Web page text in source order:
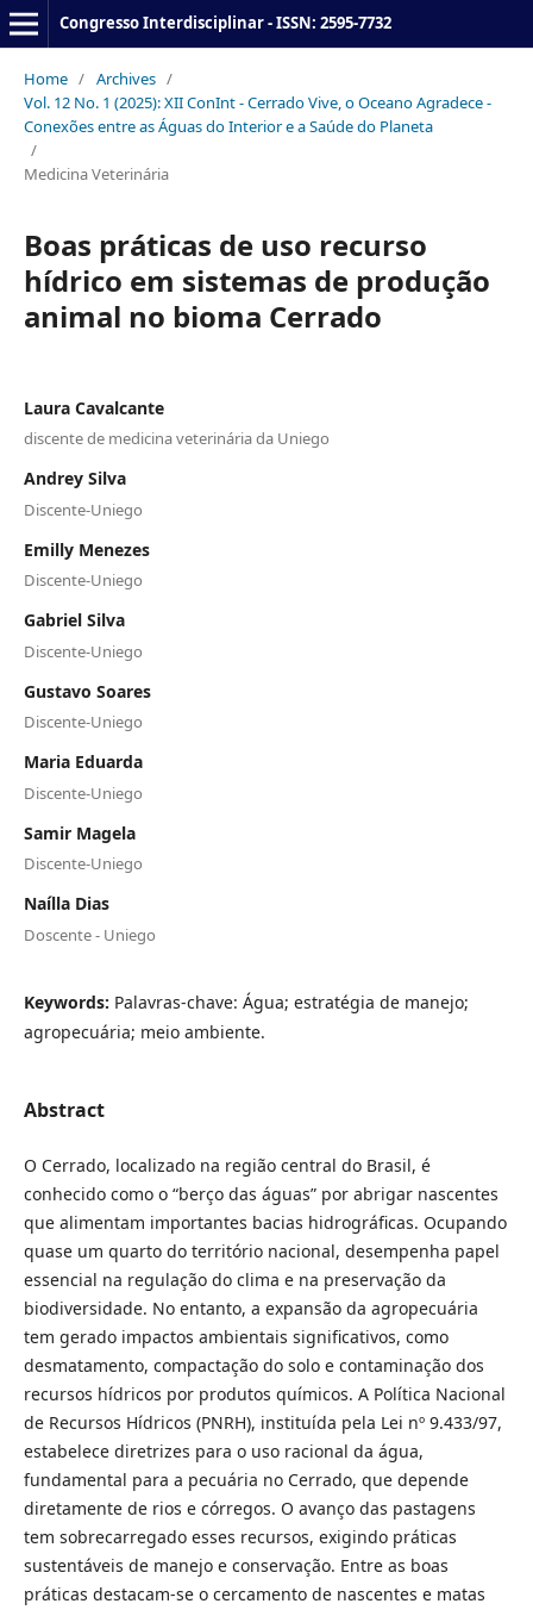
Congresso Interdisciplinar - ISSN: 2595-7732
Home / Archives /
Vol. 12 No. 1 (2025): XII ConInt - Cerrado Vive, o Oceano Agradece -
Conexões entre as Águas do Interior e a Saúde do Planeta
/
Medicina Veterinária
Boas práticas de uso recurso
hídrico em sistemas de produção
animal no bioma Cerrado
Laura Cavalcante
discente de medicina veterinária da Uniego
Andrey Silva
Discente-Uniego
Emilly Menezes
Discente-Uniego
Gabriel Silva
Discente-Uniego
Gustavo Soares
Discente-Uniego
Maria Eduarda
Discente-Uniego
Samir Magela
Discente-Uniego
Naílla Dias
Doscente - Uniego
Keywords: Palavras-chave: Água; estratégia de manejo;
agropecuária; meio ambiente.
Abstract
O Cerrado, localizado na região central do Brasil, é
conhecido como o “berço das águas” por abrigar nascentes
que alimentam importantes bacias hidrográficas. Ocupando
quase um quarto do território nacional, desempenha papel
essencial na regulação do clima e na preservação da
biodiversidade. No entanto, a expansão da agropecuária
tem gerado impactos ambientais significativos, como
desmatamento, compactação do solo e contaminação dos
recursos hídricos por produtos químicos. A Política Nacional
de Recursos Hídricos (PNRH), instituída pela Lei nº 9.433/97,
estabelece diretrizes para o uso racional da água,
fundamental para a pecuária no Cerrado, que depende
diretamente de rios e córregos. O avanço das pastagens
tem sobrecarregado esses recursos, exigindo práticas
sustentáveis de manejo e conservação. Entre as boas
práticas destacam-se o cercamento de nascentes e matas